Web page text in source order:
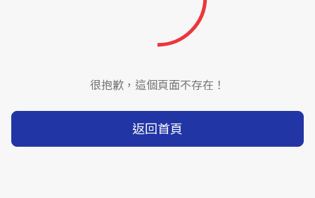
很抱歉，這個頁面不存在！
返回首頁